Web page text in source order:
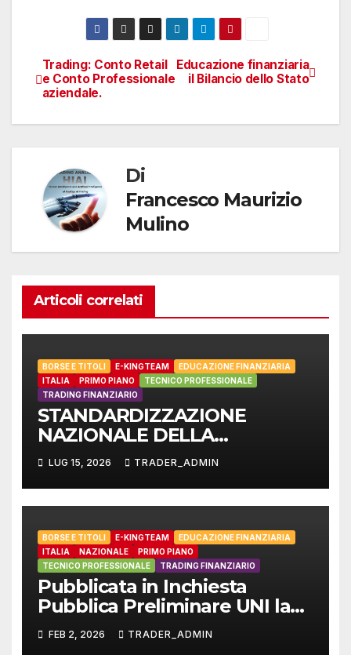
Navigazione
articoli
Educazione finanziaria
il Bilancio dello Stato
Trading: Conto Retail
e Conto Professionale
aziendale.
Di
Francesco Maurizio
Mulino
Articoli correlati
BORSE E TITOLI E-KINGTEAM
EDUCAZIONE FINANZIARIA
ITALIA
PRIMO PIANO
TECNICO PROFESSIONALE
TRADING FINANZIARIO
STANDARDIZZAZIONE
NAZIONALE DELLA
TASSONOMIA DELLE ANALISI
NEL TRADING FINANZIARIO
MODERNO
LUG 15, 2026 TRADER_ADMIN
BORSE E TITOLI E-KINGTEAM
EDUCAZIONE FINANZIARIA
ITALIA
NAZIONALE
PRIMO PIANO
TECNICO PROFESSIONALE
TRADING FINANZIARIO
Pubblicata in Inchiesta
Pubblica Preliminare UNI la
norma tecnica sul
Professionista di Borse,
FEB 2, 2026 TRADER_ADMIN